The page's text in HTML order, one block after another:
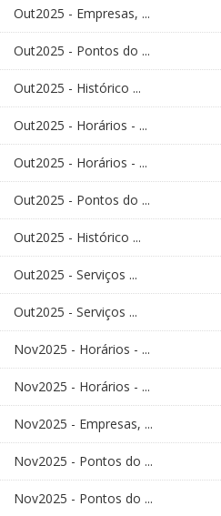
Out2025 - Empresas, ...
Out2025 - Pontos do ...
Out2025 - Histórico ...
Out2025 - Horários - ...
Out2025 - Horários - ...
Out2025 - Pontos do ...
Out2025 - Histórico ...
Out2025 - Serviços ...
Out2025 - Serviços ...
Nov2025 - Horários - ...
Nov2025 - Horários - ...
Nov2025 - Empresas, ...
Nov2025 - Pontos do ...
Nov2025 - Pontos do ...